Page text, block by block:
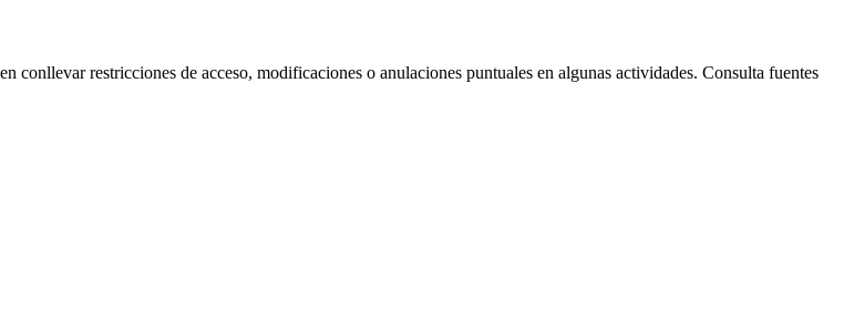
conllevar restricciones de acceso, modificaciones o anulaciones puntuales en algunas actividades. Consulta fuentes